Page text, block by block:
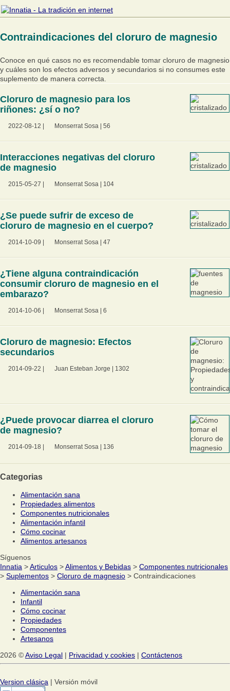
Contraindicaciones del cloruro de magnesio
Conoce en qué casos no es recomendable tomar cloruro de magnesio
y cuáles son los efectos adversos y secundarios si no consumes este
suplemento de manera correcta.
Cloruro de magnesio para los
riñones: ¿sí o no?
2022-08-12 Monserrat Sosa 56
Interacciones negativas del cloruro
de magnesio
2015-05-27 Monserrat Sosa 104
¿Se puede sufrir de exceso de
cloruro de magnesio en el cuerpo?
2014-10-09 Monserrat Sosa 47
¿Tiene alguna contraindicación
consumir cloruro de magnesio en el
embarazo?
2014-10-06 Monserrat Sosa 6
Cloruro de magnesio: Efectos
secundarios
2014-09-22 Juan Esteban Jorge 1302
¿Puede provocar diarrea el cloruro
de magnesio?
2014-09-18 Monserrat Sosa 136
Categorias
Alimentación sana
Propiedades alimentos
Componentes nutricionales
Alimentación infantil
Cómo cocinar
Alimentos artesanos
Síguenos
Innatia >Articulos >Alimentos y Bebidas > Componentes nutricionales
> Suplementos > Cloruro de magnesio > Contraindicaciones
Alimentación sana
Infantil
Cómo cocinar
Propiedades
Componentes
Artesanos
2026 ©Aviso Legal | Privacidad y cookies | Contáctenos
Version clásica | Versión móvil